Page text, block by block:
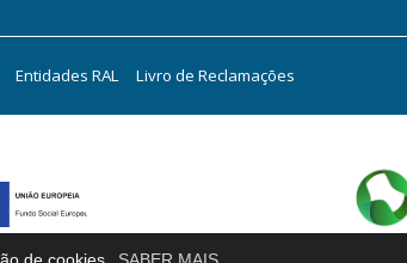
Entidades RAL Livro de Reclamações